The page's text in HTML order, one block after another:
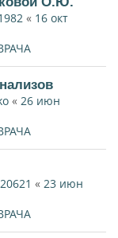
« 16 окт
« 26 июн
« 23 июн